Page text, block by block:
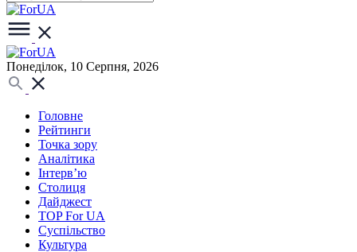
Понеділок, 10 Серпня, 2026
Головне
Рейтинги
Точка зору
Аналітика
Інтерв’ю
Столиця
Дайджест
TOP For UA
Суспiльство
Культура